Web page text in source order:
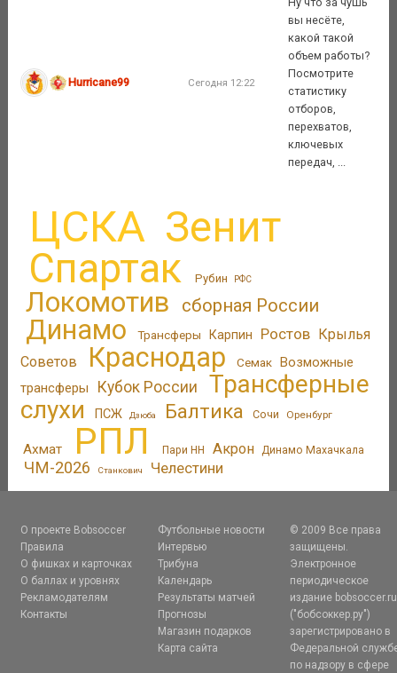
Hurricane99 Сегодня 12:22
вы несёте,
какой такой
объем работы?
Посмотрите
статистику
отборов,
перехватов,
ключевых
передач, ...
ЦСКА Зенит
Спартак Рубин РФС
Локомотив сборная России
Динамо Трансферы Карпин Ростов Крылья
Советов
Краснодар Семак Возможные
трансферы
Кубок России
Трансферные
слухи
ПСЖ Дзюба Балтика Сочи Оренбург
Ахмат РПЛ Пари НН Акрон Динамо Махачкала
ЧМ-2026 Станкович Челестини
О проекте Bobsoccer
Правила
О фишках и карточках
О баллах и уровнях
Рекламодателям
Контакты
Футбольные новости
Интервью
Трибуна
Календарь
Результаты матчей
Прогнозы
Магазин подарков
Карта сайта
© 2009 Все права
защищены.
Электронное
периодическое
издание bobsoccer.ru
("бобсоккер.ру")
зарегистрировано в
Федеральной
по надзору в сфере